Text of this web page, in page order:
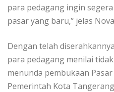
para pedagang ingin
pasar yang baru,” jelas
Dengan telah
para pedagang menilai
menunda pembukaan
Pemerintah Kota